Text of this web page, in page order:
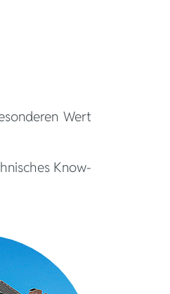
Wert
Know-